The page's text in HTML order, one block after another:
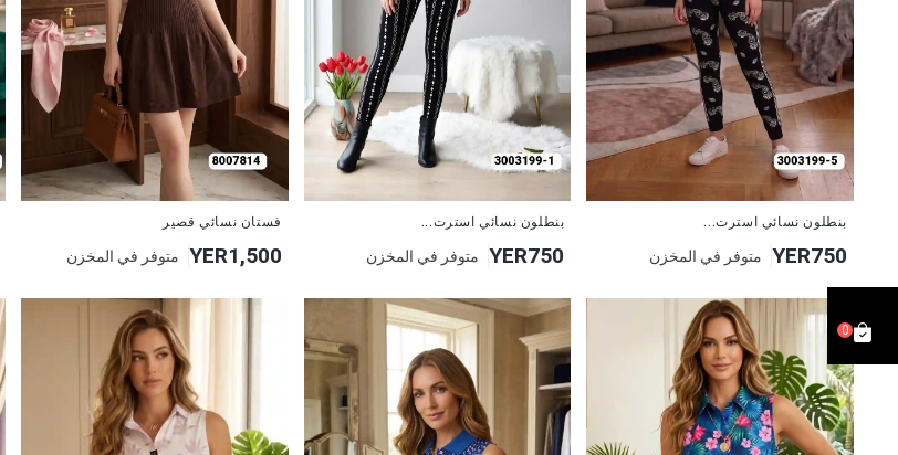
0
بنطلون نسائي استرت...
YER750 متوفر في المخزن
بنطلون نسائي استرت...
YER750 متوفر في المخزن
فستان نسائي قصير
YER1,500 متوفر في المخزن